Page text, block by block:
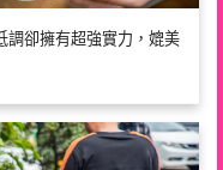
調卻擁有超強實力，媲美